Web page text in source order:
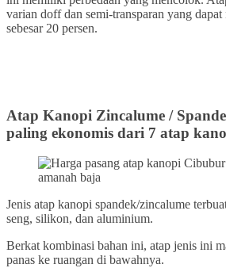
varian doff dan semi-transparan yang dapat
sebesar 20 persen.
Atap Kanopi Zincalume /
paling ekonomis dari 7 atap
Jenis atap kanopi spandek/zincalume
seng, silikon, dan aluminium.
Berkat kombinasi bahan ini, atap jenis ini
panas ke ruangan di bawahnya.